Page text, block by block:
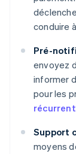
conduire
Pré-
envoyez
informer
pour les
Support
moyens